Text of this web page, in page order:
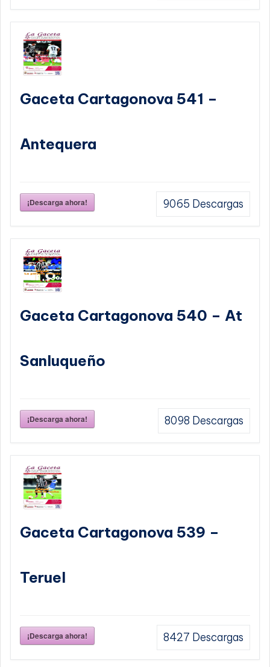
Gaceta Cartagonova 541 –
Antequera
¡Descarga ahora! 9065 Descargas
Gaceta Cartagonova 540 – At
Sanluqueño
¡Descarga ahora! 8098 Descargas
Gaceta Cartagonova 539 –
Teruel
¡Descarga ahora! 8427 Descargas